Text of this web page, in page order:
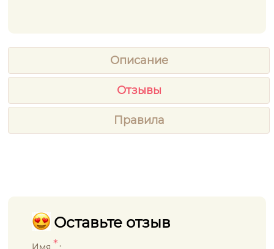
Описание
Отзывы
Правила
Оставьте отзыв
*